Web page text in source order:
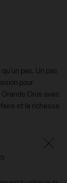
pas. Un pas
pour
Crus avec
et la richesse